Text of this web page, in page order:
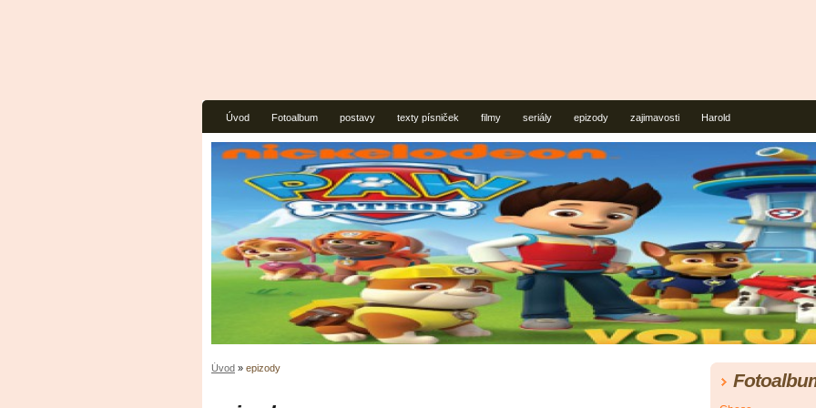
Úvod Fotoalbum postavy texty písniček filmy seriály epizody zajimavosti Harold
Úvod » epizody